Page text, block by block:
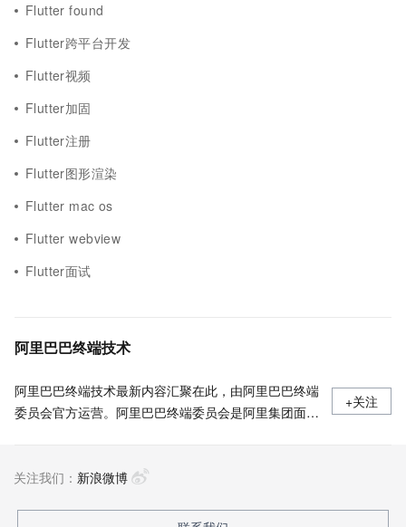
Flutter found
Flutter跨平台开发
Flutter视频
Flutter加固
Flutter注册
Flutter图形渲染
Flutter mac os
Flutter webview
Flutter面试
阿里巴巴终端技术
阿里巴巴终端技术最新内容汇聚在此，由阿里巴巴终端
委员会官方运营。阿里巴巴终端委员会是阿里集团面向
策略和目标并落地执行，推动终端技术发展，帮助工程
巴终端域的官方公众号：阿里巴巴终端技术，欢迎关
+关注
关注我们： 新浪微博